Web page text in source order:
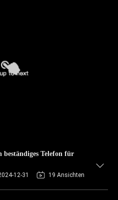
Telefon für
12-31 19 Ansichten